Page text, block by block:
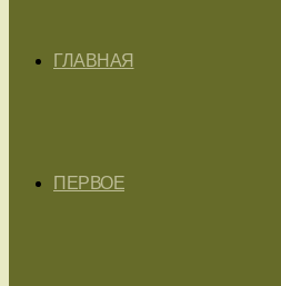
ГЛАВНАЯ
ПЕРВОЕ